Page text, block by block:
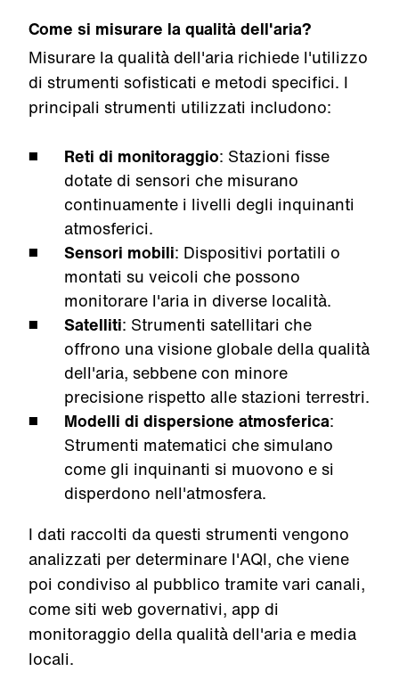
Come si misurare la qualità dell'aria?
Misurare la qualità dell'aria richiede l'utilizzo
di strumenti sofisticati e metodi specifici. I
principali strumenti utilizzati includono:
Reti di monitoraggio: Stazioni fisse
dotate di sensori che misurano
continuamente i livelli degli inquinanti
atmosferici.
Sensori mobili: Dispositivi portatili o
montati su veicoli che possono
monitorare l'aria in diverse località.
Satelliti: Strumenti satellitari che
offrono una visione globale della qualità
dell'aria, sebbene con minore
precisione rispetto alle stazioni terrestri.
Modelli di dispersione atmosferica:
Strumenti matematici che simulano
come gli inquinanti si muovono e si
disperdono nell'atmosfera.
I dati raccolti da questi strumenti vengono
analizzati per determinare l'AQI, che viene
poi condiviso al pubblico tramite vari canali,
come siti web governativi, app di
monitoraggio della qualità dell'aria e media
locali.